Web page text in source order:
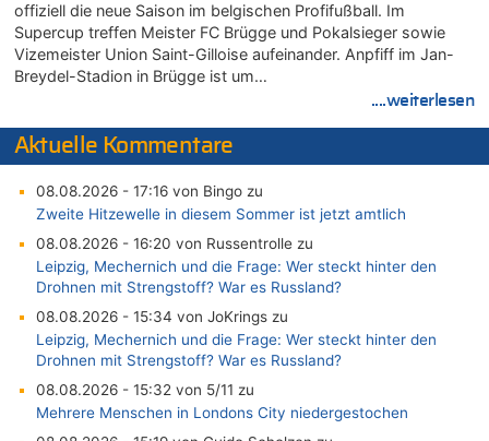
offiziell die neue Saison im belgischen Profifußball. Im
Supercup treffen Meister FC Brügge und Pokalsieger sowie
Vizemeister Union Saint-Gilloise aufeinander. Anpfiff im Jan-
Breydel-Stadion in Brügge ist um…
....weiterlesen
Aktuelle Kommentare
08.08.2026 - 17:16 von Bingo zu
Zweite Hitzewelle in diesem Sommer ist jetzt amtlich
08.08.2026 - 16:20 von Russentrolle zu
Leipzig, Mechernich und die Frage: Wer steckt hinter den
Drohnen mit Strengstoff? War es Russland?
08.08.2026 - 15:34 von JoKrings zu
Leipzig, Mechernich und die Frage: Wer steckt hinter den
Drohnen mit Strengstoff? War es Russland?
08.08.2026 - 15:32 von 5/11 zu
Mehrere Menschen in Londons City niedergestochen